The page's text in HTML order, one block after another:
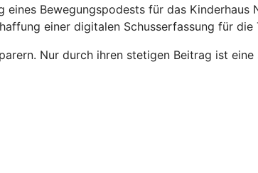
Bewegungspodests für das Kinderhaus
einer digitalen Schusserfassung für die
Nur durch ihren stetigen Beitrag ist